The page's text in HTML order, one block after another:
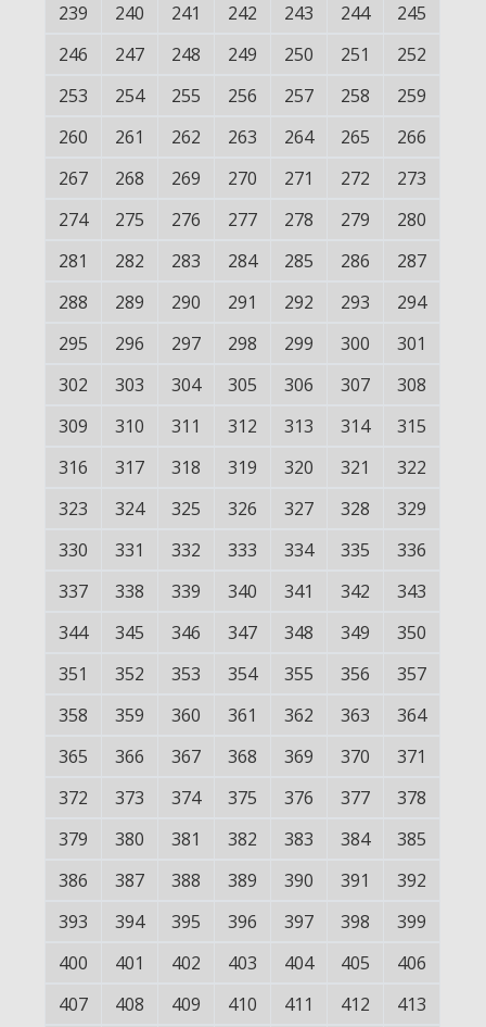
239
240 241 242 243 244
245
246
247 248 249 250 251
252
253
254 255 256 257 258
259
260
261 262 263 264 265
266
267
268 269 270 271 272
273
274
275 276 277 278 279
280
281
282 283 284 285 286
287
288
289 290 291 292 293
294
295
296 297 298 299 300
301
302
303 304 305 306 307
308
309
310 311 312 313 314
315
316
317 318 319 320 321
322
323
324 325 326 327 328
329
330
331 332 333 334 335
336
337
338 339 340 341 342
343
344
345 346 347 348 349
350
351
352 353 354 355 356
357
358
359 360 361 362 363
364
365
366 367 368 369 370
371
372
373 374 375 376 377
378
379
380 381 382 383 384
385
386
387 388 389 390 391
392
393
394 395 396 397 398
399
400
401 402 403 404 405
406
407
408 409 410 411 412 413